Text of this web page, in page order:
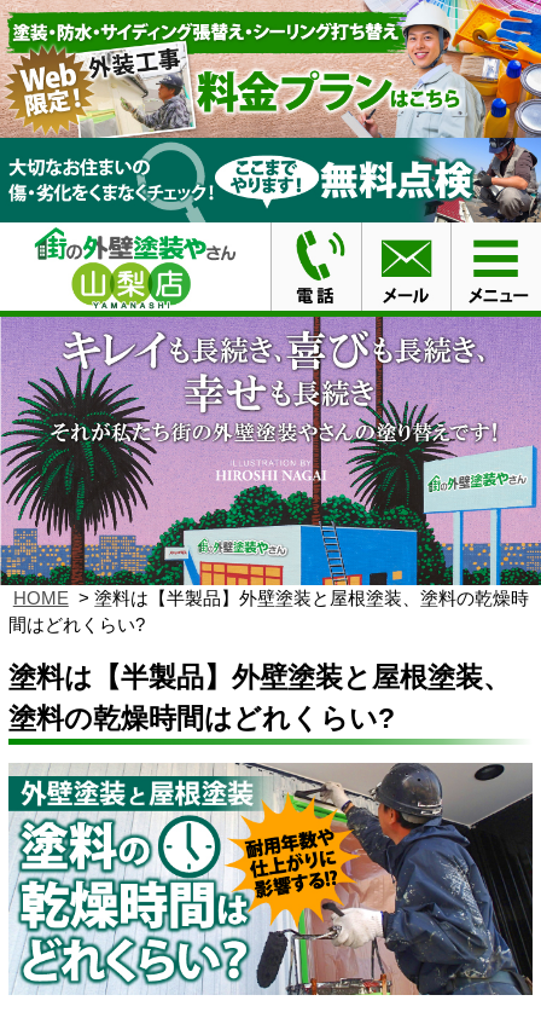
HOME
塗料は【半製品】外壁塗装と屋根塗装、塗料の乾燥時
間はどれくらい?
塗料は【半製品】外壁塗装と屋根塗装、
塗料の乾燥時間はどれくらい?